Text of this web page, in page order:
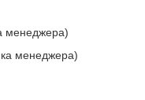
менеджера)
менеджера)